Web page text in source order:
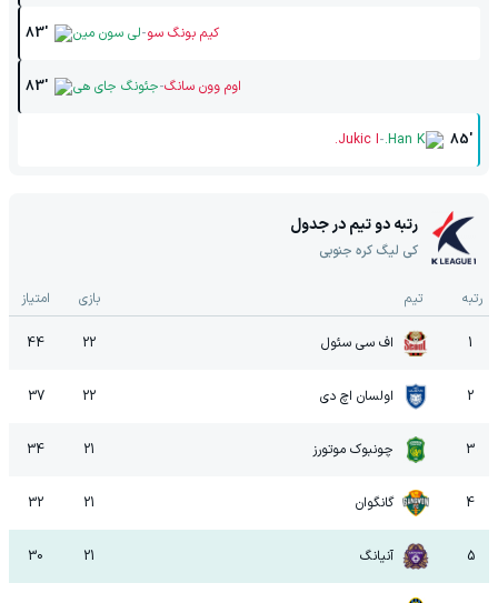
83' لی سون مین-کیم بونگ سو
83' جئونگ جای هی-اوم وون سانگ
85'
Han K.
-
Jukic I.
رتبه دو تیم در جدول
کی لیگ کره جنوبی
رتبه تیم بازی امتیاز
1 اف سی سئول 22
44
2 اولسان اچ دی 22
37
3 چونبوک موتورز 21
34
4 گانگوان 21
32
5 آنیانگ 21
30